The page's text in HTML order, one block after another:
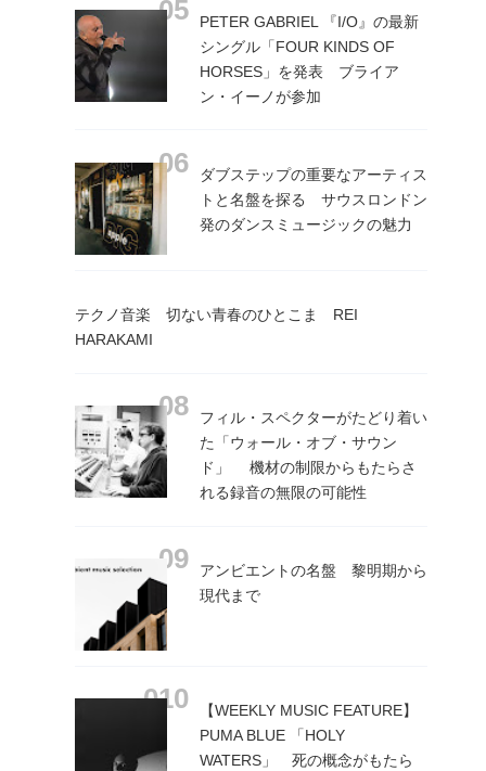
PETER GABRIEL 『I/O』の最新
シングル「FOUR KINDS OF
HORSES」を発表 ブライア
ン・イーノが参加
ダブステップの重要なアーティス
トと名盤を探る サウスロンドン
発のダンスミュージックの魅力
テクノ音楽 切ない青春のひとこま REI
HARAKAMI
フィル・スペクターがたどり着い
た「ウォール・オブ・サウン
ド」 機材の制限からもたらさ
れる録音の無限の可能性
アンビエントの名盤 黎明期から
現代まで
【WEEKLY MUSIC FEATURE】
PUMA BLUE 「HOLY
WATERS」 死の概念がもたら